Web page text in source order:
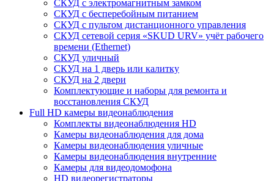
СКУД с электромагнитным замком
СКУД с бесперебойным питанием
СКУД с пультом дистанционного управления
СКУД сетевой серия «SKUD URV» учёт рабочего
времени (Ethernet)
СКУД уличный
СКУД на 1 дверь или калитку
СКУД на 2 двери
Комплектующие и наборы для ремонта и
восстановления СКУД
Full HD камеры видеонаблюдения
Комплекты видеонаблюдения HD
Камеры видеонаблюдения для дома
Камеры видеонаблюдения уличные
Камеры видеонаблюдения внутренние
Камеры для видеодомофона
HD видеорегистраторы